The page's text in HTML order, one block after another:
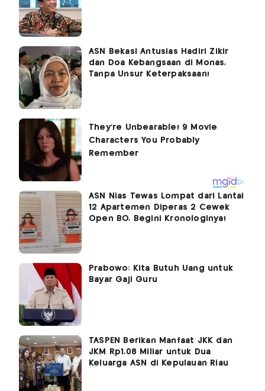
ASN Bekasi Antusias Hadiri Zikir
dan Doa Kebangsaan di Monas,
Tanpa Unsur Keterpaksaan!
ASN Nias Tewas Lompat dari Lantai
12 Apartemen Diperas 2 Cewek
Open BO, Begini Kronologinya!
Prabowo: Kita Butuh Uang untuk
Bayar Gaji Guru
TASPEN Berikan Manfaat JKK dan
JKM Rp1,08 Miliar untuk Dua
Keluarga ASN di Kepulauan Riau